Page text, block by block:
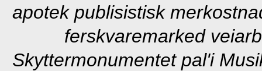
apotekpublisistisk
ferskvaremarked
Skyttermonumentet pal'i